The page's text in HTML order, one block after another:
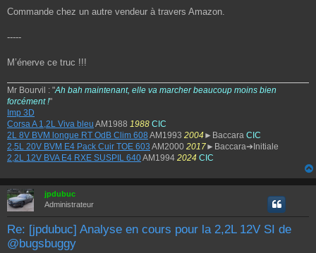
Commande chez un autre vendeur à travers Amazon.
-----
M’énerve ce truc !!!
Mr Bourvil : "Ah bah maintenant, elle va marcher beaucoup moins bien
forcément !"
Imp 3D
Corsa A 1,2L Viva bleu AM1988 1988 CIC
2L 8V BVM longue RT OdB Clim 608 AM1993 2004 ►Baccara CIC
2,5L 20V BVM E4 Pack Cuir TOE 603 AM2000 2017►Baccara➔Initiale
2,2L 12V BVA E4 RXE SUSPIL 640AM1994 2024 CIC
jpdubuc
Administrateur
Re: [jpdubuc] Analyse en cours pour la 2,2L 12V SI de
@bugsbuggy